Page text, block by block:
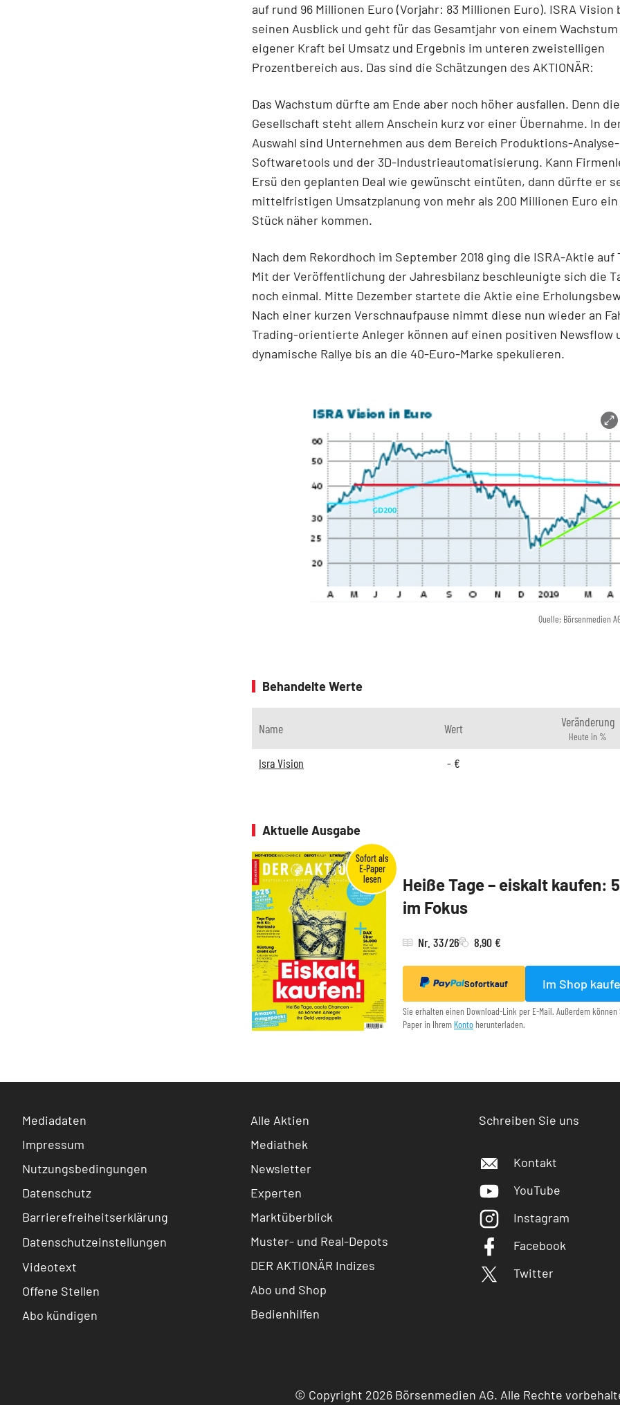
auf rund 96 Millionen Euro (Vorjahr: 83 Millionen Euro). ISRA
seinen Ausblick und geht für das Gesamtjahr von einem Wachstum
eigener Kraft bei Umsatz und Ergebnis im unteren zweistelligen
Prozentbereich aus. Das sind die Schätzungen des AKTIONÄR:
Das Wachstum dürfte am Ende aber noch höher ausfallen. Denn die
Gesellschaft steht allem Anschein kurz vor einer Übernahme. In
Auswahl sind Unternehmen aus dem Bereich Produktions-Analyse-
Softwaretools und der 3D-Industrieautomatisierung. Kann
Ersü den geplanten Deal wie gewünscht eintüten, dann dürfte er
mittelfristigen Umsatzplanung von mehr als 200 Millionen Euro
Stück näher kommen.
Nach dem Rekordhoch im September 2018 ging die ISRA-Aktie auf
Mit der Veröffentlichung der Jahresbilanz beschleunigte sich die
noch einmal. Mitte Dezember startete die Aktie eine
Nach einer kurzen Verschnaufpause nimmt diese nun wieder an
Trading-orientierte Anleger können auf einen positiven Newsflow
dynamische Rallye bis an die 40-Euro-Marke spekulieren.
Quelle: Börsenmedien
Behandelte Werte
Name Wert Veränderung
Heute in %
Isra Vision - €
Aktuelle Ausgabe
Heiße Tage – eiskalt kaufen:
im Fokus
Nr. 33/26 8,90 €
Sofortkauf Im Shop
Sie erhalten einen Download-Link per E-Mail. Außerdem
Paper in Ihrem Konto herunterladen.
Mediadaten
Impressum
Nutzungsbedingungen
Datenschutz
Barrierefreiheitserklärung
Datenschutzeinstellungen
Videotext
Offene Stellen
Abo kündigen
Alle Aktien
Mediathek
Newsletter
Experten
Marktüberblick
Muster- und Real-Depots
DER AKTIONÄR Indizes
Abo und Shop
Bedienhilfen
Schreiben Sie uns
Kontakt
YouTube
Instagram
Facebook
Twitter
© Copyright 2026 Börsenmedien AG. Alle Rechte